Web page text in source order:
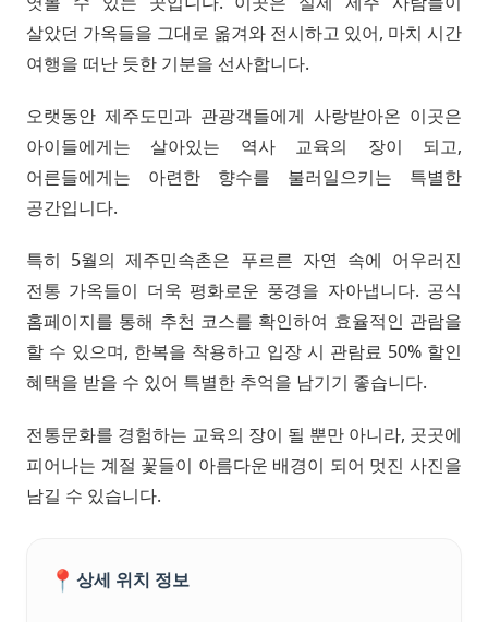
살았던 가옥들을 그대로 옮겨와 전시하고 있어, 마치 시간
여행을 떠난 듯한 기분을 선사합니다.
오랫동안 제주도민과 관광객들에게 사랑받아온 이곳은
아이들에게는 살아있는 역사 교육의 장이 되고,
어른들에게는 아련한 향수를 불러일으키는 특별한
공간입니다.
특히 5월의 제주민속촌은 푸르른 자연 속에 어우러진
전통 가옥들이 더욱 평화로운 풍경을 자아냅니다. 공식
홈페이지를 통해 추천 코스를 확인하여 효율적인 관람을
할 수 있으며, 한복을 착용하고 입장 시 관람료 50% 할인
혜택을 받을 수 있어 특별한 추억을 남기기 좋습니다.
전통문화를 경험하는 교육의 장이 될 뿐만 아니라, 곳곳에
피어나는 계절 꽃들이 아름다운 배경이 되어 멋진 사진을
남길 수 있습니다.
📍 상세 위치 정보